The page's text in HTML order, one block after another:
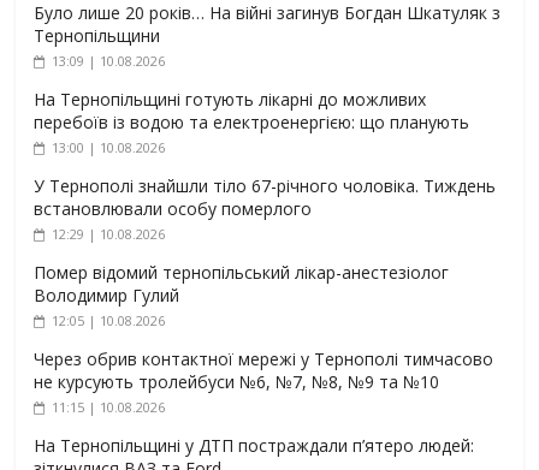
Було лише 20 років… На війні загинув Богдан Шкатуляк з
Тернопільщини
13:09 | 10.08.2026
На Тернопільщині готують лікарні до можливих
перебоїв із водою та електроенергією: що планують
13:00 | 10.08.2026
У Тернополі знайшли тіло 67-річного чоловіка. Тиждень
встановлювали особу померлого
12:29 | 10.08.2026
Помер відомий тернопільський лікар-анестезіолог
Володимир Гулий
12:05 | 10.08.2026
Через обрив контактної мережі у Тернополі тимчасово
не курсують тролейбуси №6, №7, №8, №9 та №10
11:15 | 10.08.2026
На Тернопільщині у ДТП постраждали п’ятеро людей: